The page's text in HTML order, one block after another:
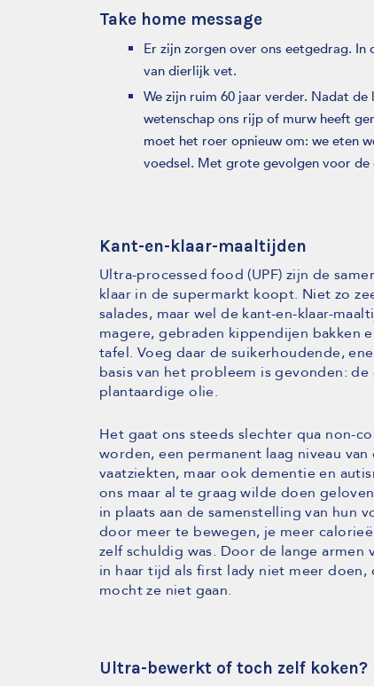
Take home message
Er zijn zorgen over ons eetgedrag.
van dierlijk vet.
We zijn ruim 60 jaar verder. Nadat
wetenschap ons rijp of murw heeft
moet het roer opnieuw om: we eten
voedsel. Met grote gevolgen voor
Kant-en-klaar-maaltijden
Ultra-processed food (UPF) zijn de
klaar in de supermarkt koopt. Niet zo
salades, maar wel de kant-en-klaar-
magere, gebraden kippendijen bakken
tafel. Voeg daar de suikerhoudende,
basis van het probleem is gevonden:
plantaardige olie.
Het gaat ons steeds slechter qua non-
worden, een permanent laag niveau
vaatziekten, maar ook dementie en
ons maar al te graag wilde doen
in plaats aan de samenstelling van hun
door meer te bewegen, je meer
zelf schuldig was. Door de lange
in haar tijd als first lady niet meer doen,
mocht ze niet gaan.
Ultra-bewerkt of toch zelf koken?